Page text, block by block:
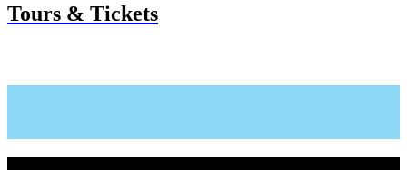
Tours & Tickets